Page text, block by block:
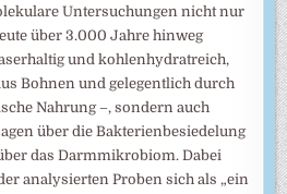
Untersuchungen nicht nur
über 3.000 Jahre hinweg
und kohlenhydratreich,
Bohnen und gelegentlich durch
Nahrung –, sondern auch
über die Bakterienbesiedelung
das Darmmikrobiom. Dabei
analysierten Proben sich als „ein